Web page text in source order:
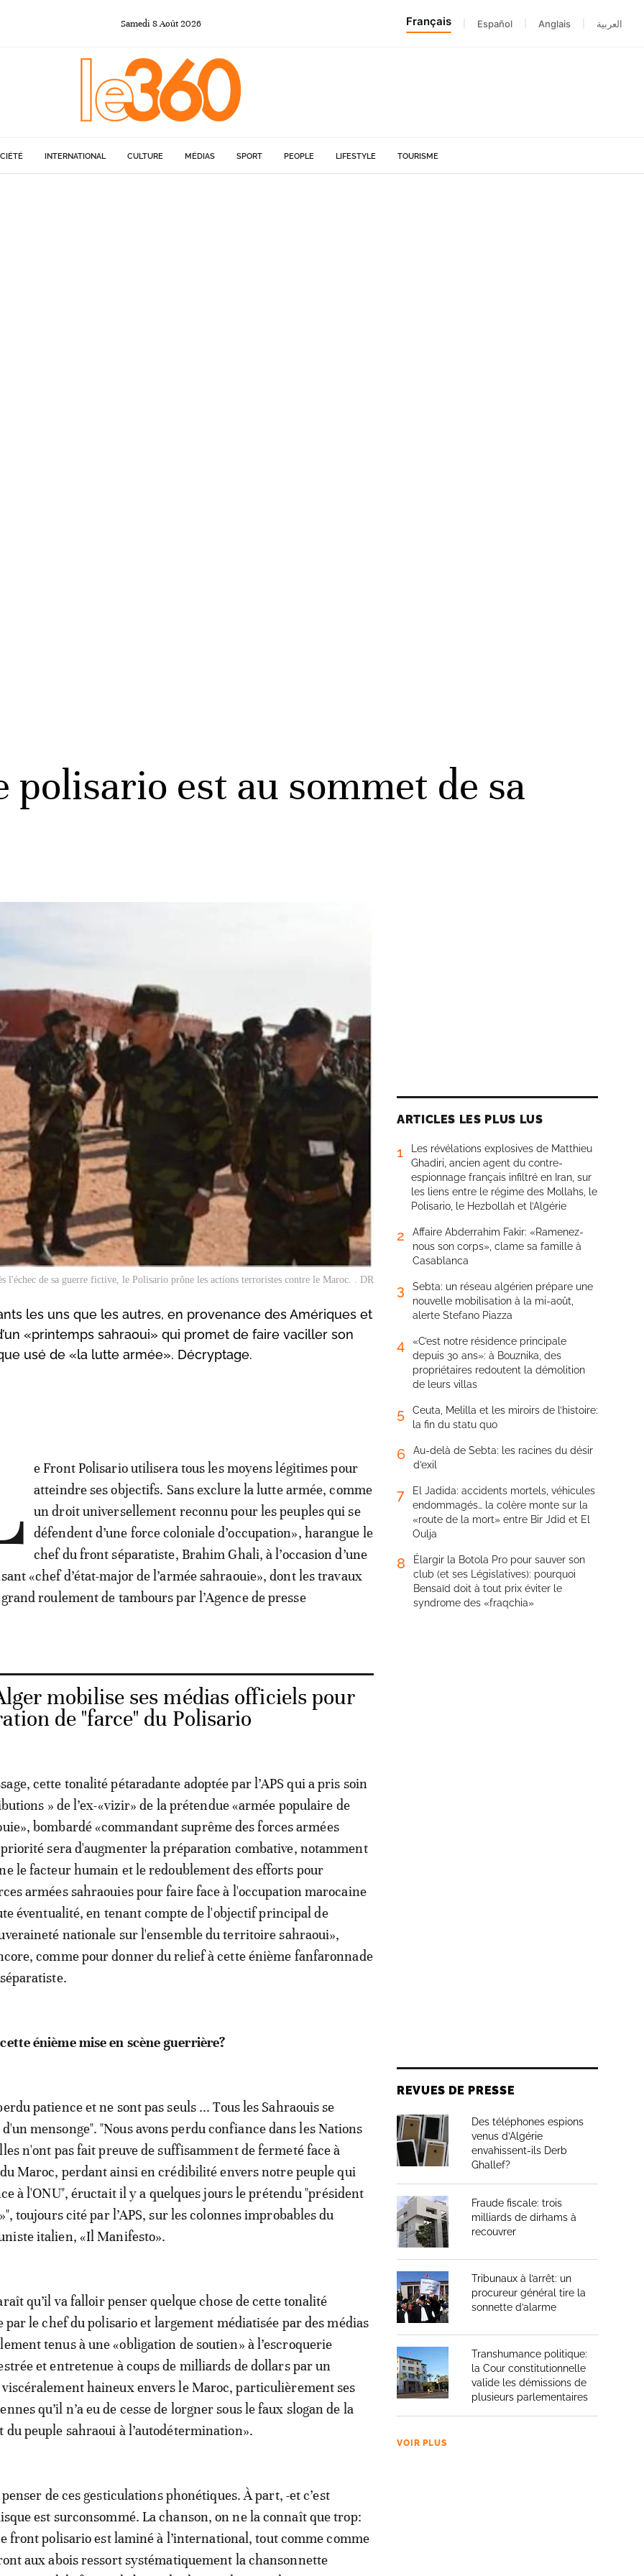
Samedi 8Août2026 Français Español Anglais العربية
INTERNATIONAL CULTURE MÉDIAS SPORT PEOPLE LIFESTYLE TOURISME
polisario est au sommet de sa
l'échec de sa guerre fictive, le Polisario prône les actions terroristes contre le Maroc. . DR
les uns que les autres, en provenance des Amériques et
«printemps sahraoui» qui promet de faire vaciller son
usé de «la lutte armée». Décryptage.
e Front Polisario utilisera tous les moyens légitimes pour
atteindre ses objectifs. Sans exclure la lutte armée, comme
un droit universellement reconnu pour les peuples qui se
défendent d’une force coloniale d’occupation», harangue le
chef du front séparatiste, Brahim Ghali, à l’occasion d’une
«chef d’état-major de l’armée sahraouie», dont les travaux
roulement de tambours par l’Agence de presse
mobilise ses médias officiels pour
de "farce" du Polisario
cette tonalité pétaradante adoptée par l’APS qui a pris soin
» de l’ex-«vizir» de la prétendue «armée populaire de
bombardé «commandant suprême des forces armées
priorité sera d'augmenter la préparation combative, notamment
le facteur humain et le redoublement des efforts pour
armées sahraouies pour faire face à l'occupation marocaine
éventualité, en tenant compte de l'objectif principal de
nationale sur l'ensemble du territoire sahraoui»,
comme pour donner du relief à cette énième fanfaronnade
énième mise en scène guerrière?
patience et ne sont pas seuls ... Tous les Sahraouis se
mensonge". "Nous avons perdu confiance dans les Nations
n'ont pas fait preuve de suffisamment de fermeté face à
Maroc, perdant ainsi en crédibilité envers notre peuple qui
à l'ONU", éructait il y a quelques jours le prétendu "président
toujours cité par l’APS, sur les colonnes improbables du
italien, «Il Manifesto».
qu’il va falloir penser quelque chose de cette tonalité
le chef du polisario et largement médiatisée par des médias
tenus à une «obligation de soutien» à l’escroquerie
et entretenue à coups de milliards de dollars par un
haineux envers le Maroc, particulièrement ses
qu’il n’a eu de cesse de lorgner sous le faux slogan de la
du peuple sahraoui à l’autodétermination».
de ces gesticulations phonétiques. À part, -et c’est
est surconsommé. La chanson, on ne la connaît que trop:
front polisario est laminé à l’international, tout comme comme
aux abois ressort systématiquement la chansonnette
ARTICLES LES PLUS LUS
1
Les révélations explosives de Matthieu
Ghadiri, ancien agent du contre-
espionnage français infiltré en Iran, sur
les liens entre le régime des Mollahs, le
Polisario, le Hezbollah et l’Algérie
2
Affaire Abderrahim Fakir: «Ramenez-
nous son corps», clame sa famille à
Casablanca
3
Sebta: un réseau algérien prépare une
nouvelle mobilisation à la mi-août,
alerte Stefano Piazza
4
«C’est notre résidence principale
depuis 30 ans»: à Bouznika, des
propriétaires redoutent la démolition
de leurs villas
5
Ceuta, Melilla et les miroirs de l’histoire:
la fin du statu quo
6
Au-delà de Sebta: les racines du désir
d’exil
7
El Jadida: accidents mortels, véhicules
endommagés… la colère monte sur la
«route de la mort» entre Bir Jdid et El
Oulja
8
Élargir la Botola Pro pour sauver son
club (et ses Législatives): pourquoi
Bensaïd doit à tout prix éviter le
syndrome des «fraqchia»
REVUES DE PRESSE
Des téléphones espions
venus d’Algérie
envahissent-ils Derb
Ghallef?
Fraude fiscale: trois
milliards de dirhams à
recouvrer
Tribunaux à l’arrêt: un
procureur général tire la
sonnette d’alarme
Transhumance politique:
la Cour constitutionnelle
valide les démissions de
plusieurs parlementaires
VOIR PLUS